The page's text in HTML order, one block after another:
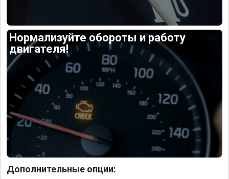
Нормализуйте обороты и работу
двигателя!
Дополнительные опции: